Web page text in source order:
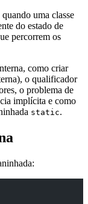
uma classe
do estado de
percorrem os
como criar
o qualificador
o problema de
implícita e como
static.